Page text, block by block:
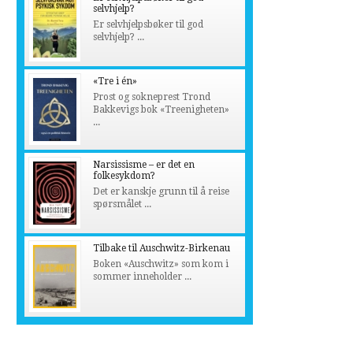
selvhjelp?
Er selvhjelpsbøker til god
selvhjelp? ...
«Tre i én»
Prost og sokneprest Trond
Bakkevigs bok «Treenigheten»
...
Narsissisme – er det en
folkesykdom?
Det er kanskje grunn til å reise
spørsmålet ...
Tilbake til Auschwitz-Birkenau
Boken «Auschwitz» som kom i
sommer inneholder ...